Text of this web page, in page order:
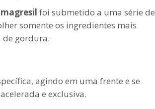
foi submetido a uma série de
somente os ingredientes mais
de gordura.
agindo em uma frente e se
e exclusiva.